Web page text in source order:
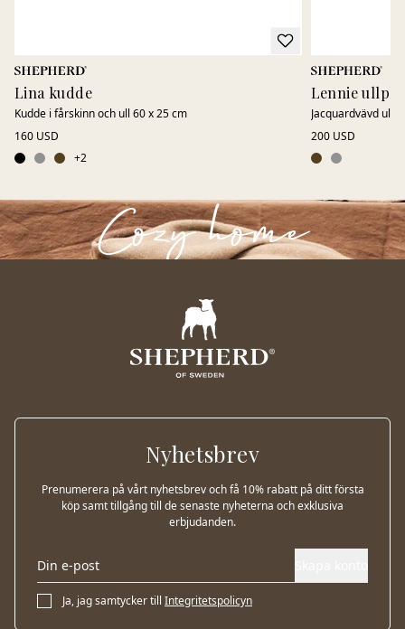
Lina kudde
Kudde i fårskinn och ull 60 x 25 cm
160 USD
+2
Lennie
Jacquardvävd
200 USD
Cozy home
Nyhetsbrev
Prenumerera på vårt nyhetsbrev och få 10% rabatt på ditt första
köp samt tillgång till de senaste nyheterna och exklusiva
erbjudanden.
Ja, jag samtycker till Integritetspolicyn